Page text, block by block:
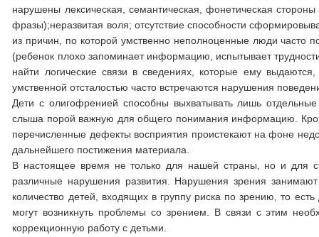
нарушены лексическая, семантическая, фонетическая
фразы);неразвитая воля; отсутствие способности
из причин, по которой умственно неполноценные люди часто
(ребенок плохо запоминает информацию, испытывает
найти логические связи в сведениях, которые ему
умственной отсталостью часто встречаются нарушения
Дети с олигофренией способны выхватывать лишь
слыша порой важную для общего понимания информацию.
перечисленные дефекты восприятия проистекают на фоне
дальнейшего постижения материала.
В настоящее время не только для нашей страны, но и для
различные наруше­ния развития. Нарушения зрения
количество детей, входящих в груп­пу риска по зрению, то
могут возникнуть проблемы со зрением. В связи с этим
коррекционную работу с детьми.